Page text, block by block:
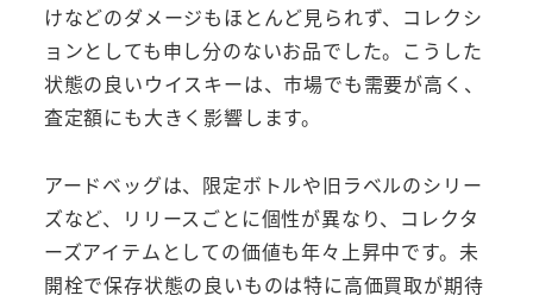
けなどのダメージもほとんど見られず、コレクシ
ョンとしても申し分のないお品でした。こうした
状態の良いウイスキーは、市場でも需要が高く、
査定額にも大きく影響します。
アードベッグは、限定ボトルや旧ラベルのシリー
ズなど、リリースごとに個性が異なり、コレクタ
ーズアイテムとしての価値も年々上昇中です。未
開栓で保存状態の良いものは特に高価買取が期待